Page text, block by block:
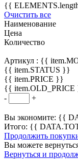
{{
Очистить все
Наименование
Цена
Количество
Артикул : {{
{{ item.STATUS }}
{{ item.PRICE }}
{{
-
+
Вы экономите: {{
Итого: {{
Продолжить
Вы можете
Вернуться и